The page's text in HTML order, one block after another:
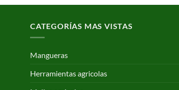
desde
CATEGORÍAS MAS VISTAS
Mangueras
Herramientas agricolas